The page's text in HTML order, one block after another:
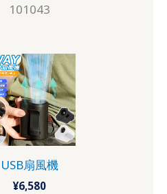
101043
USB扇風機
¥6,580